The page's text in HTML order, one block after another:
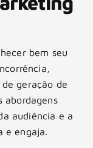
bem seu
geração de
abordagens
audiência e a
e engaja.